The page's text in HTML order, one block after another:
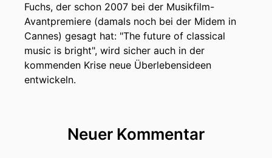
Fuchs, der schon 2007 bei der Musikfilm-
Avantpremiere (damals noch bei der Midem in
Cannes) gesagt hat: "The future of classical
music is bright", wird sicher auch in der
kommenden Krise neue Überlebensideen
entwickeln.
Neuer Kommentar